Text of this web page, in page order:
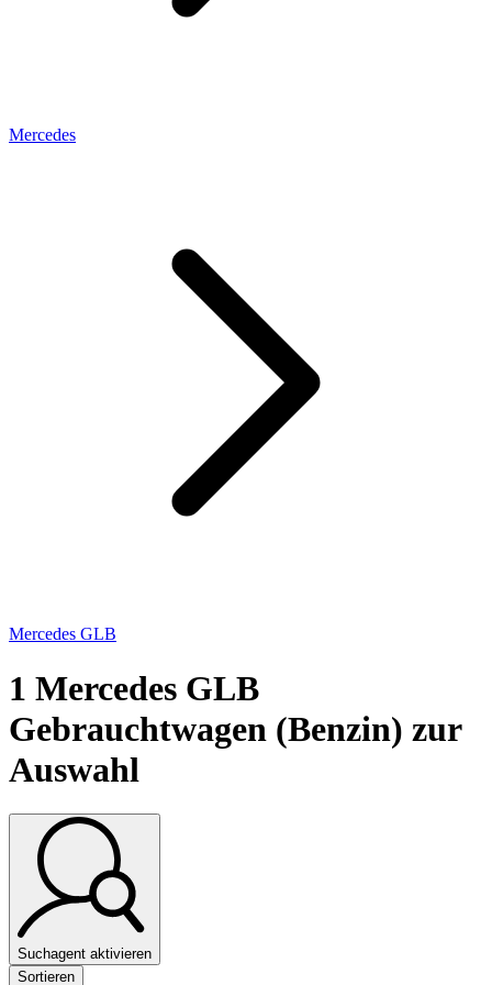
Mercedes
Mercedes GLB
1 Mercedes GLB
Gebrauchtwagen (Benzin) zur
Auswahl
Suchagent aktivieren
Sortieren